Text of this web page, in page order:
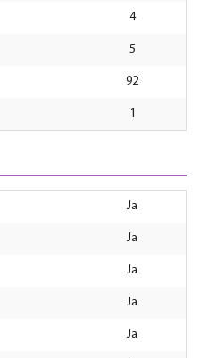
4
5
92
1
ja
ja
ja
ja
ja